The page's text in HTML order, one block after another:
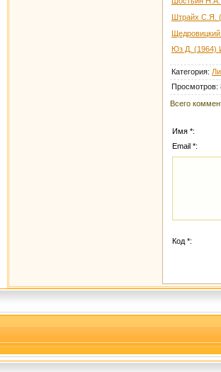
Штрайх С.Я.
Щедровицкий
Юз Д. (1964)
Категория:
Просмотров:
Всего
Имя *:
Email *:
Код *: